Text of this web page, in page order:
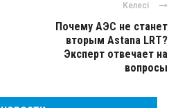
Келесі
Почему АЭС не станет
вторым Astana LRT?
Эксперт отвечает на
вопросы